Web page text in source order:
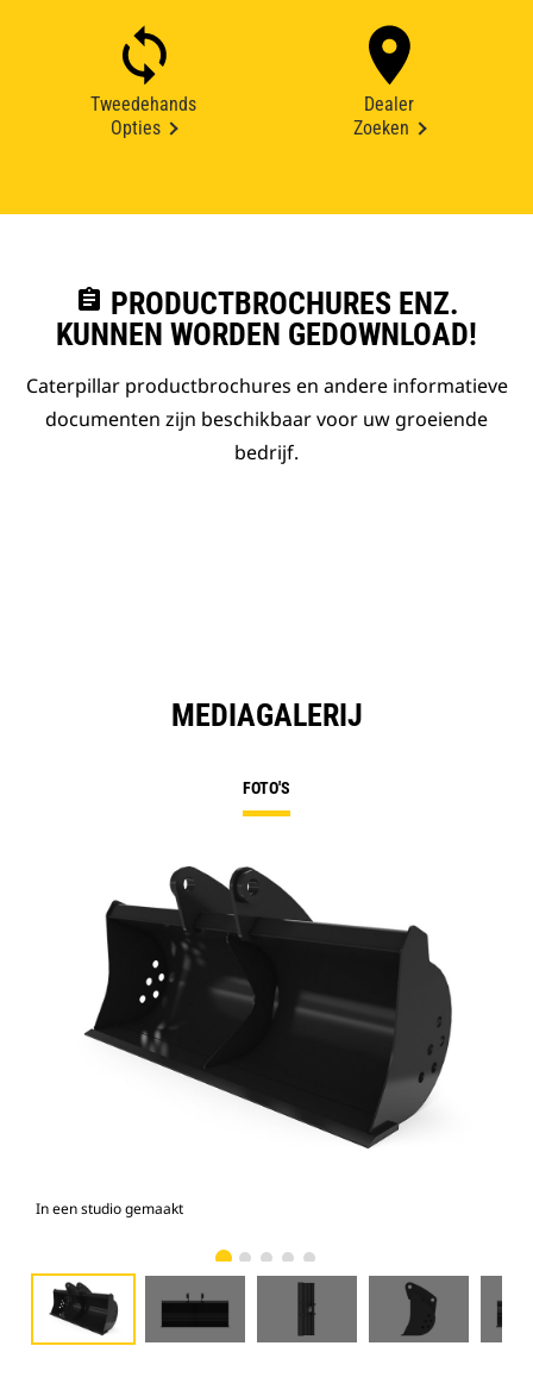
Tweedehands
Opties
Dealer
Zoeken
assignment PRODUCTBROCHURES ENZ.
KUNNEN WORDEN GEDOWNLOAD!
Caterpillar productbrochures en andere informatieve
documenten zijn beschikbaar voor uw groeiende
bedrijf.
MEDIAGALERIJ
FOTO'S
In een studio gemaakt